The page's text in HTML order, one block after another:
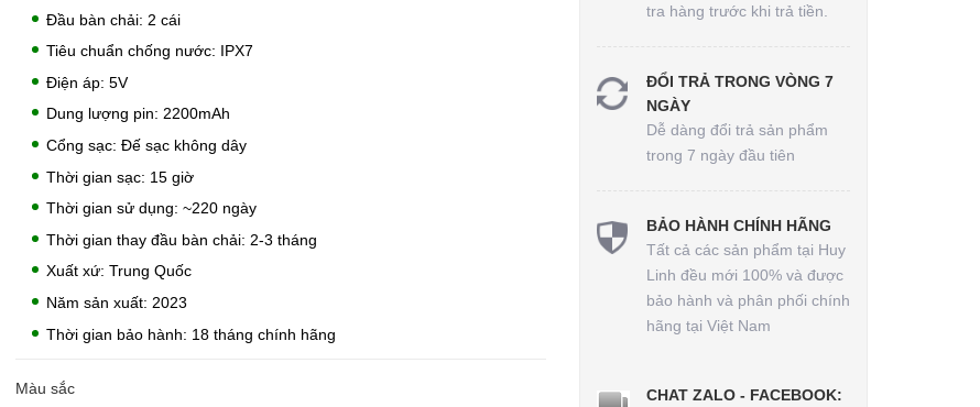
Đầu bàn chải: 2 cái
Tiêu chuẩn chống nước: IPX7
Điện áp: 5V
Dung lượng pin: 2200mAh
Cổng sạc: Đế sạc không dây
Thời gian sạc: 15 giờ
Thời gian sử dụng: ~220 ngày
Thời gian thay đầu bàn chải: 2-3 tháng
Xuất xứ: Trung Quốc
Năm sản xuất: 2023
Thời gian bảo hành: 18 tháng chính hãng
Màu sắc
tra hàng trước khi trả tiền.
ĐỔI TRẢ TRONG VÒNG 7
NGÀY
Dễ dàng đổi trả sản phẩm
trong 7 ngày đầu tiên
BẢO HÀNH CHÍNH HÃNG
Tất cả các sản phẩm tại Huy
Linh đều mới 100% và được
bảo hành và phân phối chính
hãng tại Việt Nam
CHAT ZALO - FACEBOOK: